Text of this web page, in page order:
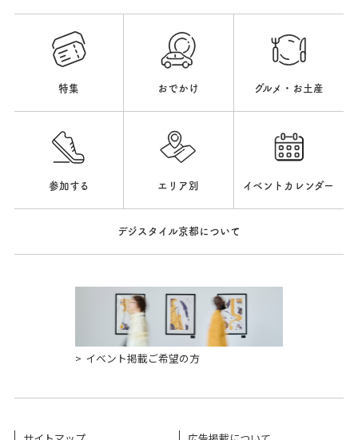
特集 おでかけ グルメ・お土産
参加する エリア別 イベントカレンダー
デジスタイル京都について
イベント掲載ご希望の方